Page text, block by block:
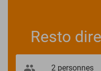
Resto